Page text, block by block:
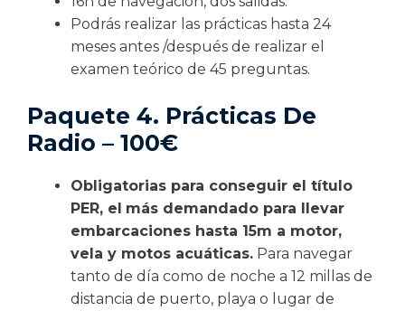
Podrás realizar las prácticas hasta 24
meses antes /después de realizar el
examen teórico de 45 preguntas.
Paquete 4. Prácticas De
Radio – 100€
Obligatorias para conseguir el título
PER, el más demandado para llevar
embarcaciones hasta 15m a motor,
vela y motos acuáticas. Para navegar
tanto de día como de noche a 12 millas de
distancia de puerto, playa o lugar de